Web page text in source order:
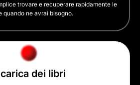
trovare e recuperare rapidamente le
quando ne avrai bisogno.
dei libri